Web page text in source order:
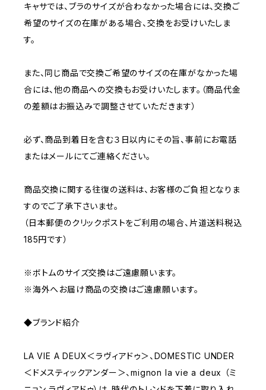
キャサでは、ブラのサイズが合わなかった場合には、交換ご
希望のサイズの在庫がある場合、交換をお受けいたしま
す。
また、同じ商品で交換ご希望のサイズの在庫がなかった場
合には、他の商品への交換もお受けいたします。（商品代金
の差額はお振込みで調整させていただきます）
必ず、商品到着日を含む３日以内にその旨、事前にお電話
またはメールにてご連絡ください。
商品交換に関する往復の送料は、お客様のご負担となりま
すのでご了承下さいませ。
（日本郵便のクリックポストをご利用の場合、片道送料税込
185円です）
※ボトムのサイズ交換はご遠慮願います。
※海外へお届け商品の交換はご遠慮願います。
◆ブランド紹介
LA VIE A DEUX＜ラヴィアドゥ＞、DOMESTIC UNDER
＜ドメスティックアンダー＞、mignon la vie a deux （ミ